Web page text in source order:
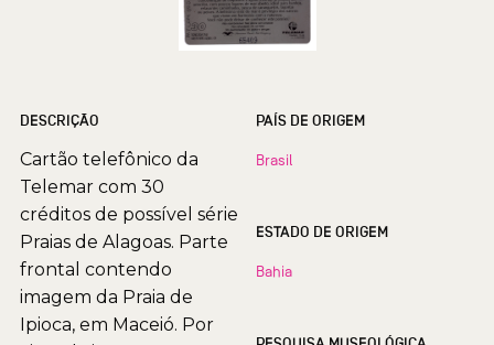
DESCRIÇÃO
Cartão telefônico da
Telemar com 30
créditos de possível série
Praias de Alagoas. Parte
frontal contendo
imagem da Praia de
Ipioca, em Maceió. Por
PAÍS DE ORIGEM
Brasil
ESTADO DE ORIGEM
Bahia